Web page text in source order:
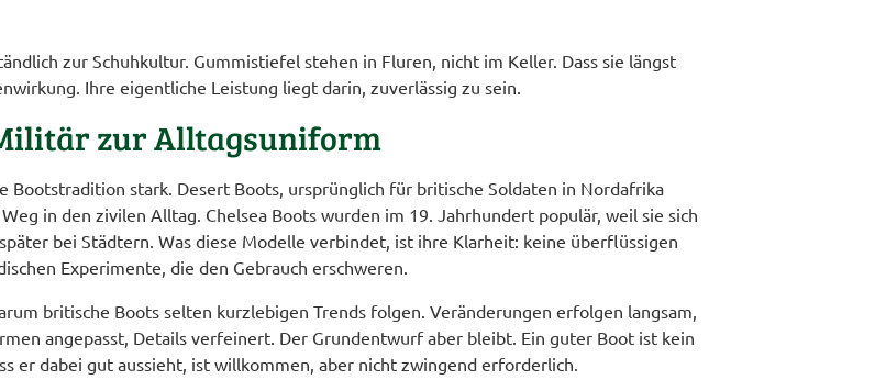
zur Schuhkultur. Gummistiefel stehen in Fluren, nicht im Keller. Dass sie längst
Ihre eigentliche Leistung liegt darin, zuverlässig zu sein.
zur Alltagsuniform
Bootstradition stark. Desert Boots, ursprünglich für britische Soldaten in Nordafrika
in den zivilen Alltag. Chelsea Boots wurden im 19. Jahrhundert populär, weil sie sich
bei Städtern. Was diese Modelle verbindet, ist ihre Klarheit: keine überflüssigen
Experimente, die den Gebrauch erschweren.
britische Boots selten kurzlebigen Trends folgen. Veränderungen erfolgen langsam,
angepasst, Details verfeinert. Der Grundentwurf aber bleibt. Ein guter Boot ist kein
er dabei gut aussieht, ist willkommen, aber nicht zwingend erforderlich.